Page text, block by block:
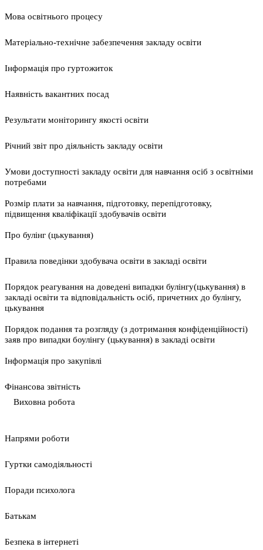
Мова освітнього процесу
Матеріально-технічне забезпечення закладу освіти
Інформація про гуртожиток
Наявність вакантних посад
Результати моніторингу якості освіти
Річний звіт про діяльність закладу освіти
Умови доступності закладу освіти для навчання осіб з освітніми
потребами
Розмір плати за навчання, підготовку, перепідготовку,
підвищення кваліфікації здобувачів освіти
Про булінг (цькування)
Правила поведінки здобувача освіти в закладі освіти
Порядок реагування на доведені випадки булінгу(цькування) в
закладі освіти та відповідальність осіб, причетних до булінгу,
цькування
Порядок подання та розгляду (з дотримання конфіденційності)
заяв про випадки боулінгу (цькування) в закладі освіти
Інформація про закупівлі
Фінансова звітність
Виховна робота
Напрями роботи
Гуртки самодіяльності
Поради психолога
Батькам
Безпека в інтернеті